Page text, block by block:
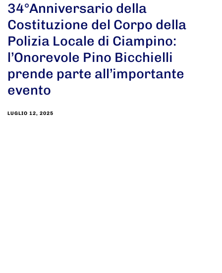
34°Anniversario della
Costituzione del Corpo della
Polizia Locale di Ciampino:
l’Onorevole Pino Bicchielli
prende parte all’importante
evento
LUGLIO 12, 2025